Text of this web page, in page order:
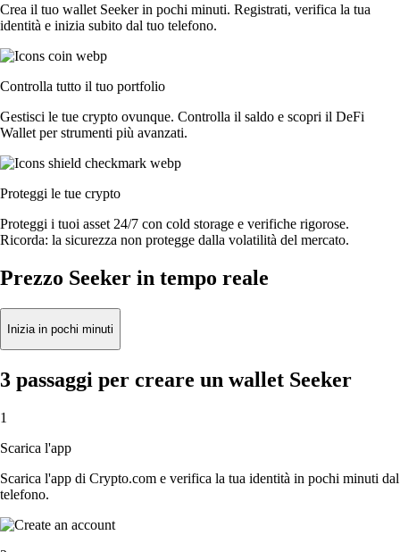
Crea il tuo wallet Seeker in pochi minuti. Registrati, verifica la tua
identità e inizia subito dal tuo telefono.
Controlla tutto il tuo portfolio
Gestisci le tue crypto ovunque. Controlla il saldo e scopri il DeFi
Wallet per strumenti più avanzati.
Proteggi le tue crypto
Proteggi i tuoi asset 24/7 con cold storage e verifiche rigorose.
Ricorda: la sicurezza non protegge dalla volatilità del mercato.
Prezzo Seeker in tempo reale
Inizia in pochi minuti
3 passaggi per creare un wallet Seeker
1
Scarica l'app
Scarica l'app di Crypto.com e verifica la tua identità in pochi minuti dal
telefono.